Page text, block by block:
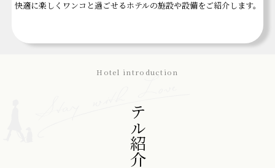
快適に楽しくワンコと過ごせるホテルの施設や設備をご紹介します。
ホテル紹介
Hotel introduction